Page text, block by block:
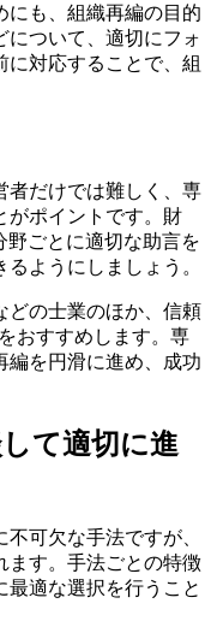
にも、組織再編の目的
について、適切にフォ
に対応することで、組
者だけでは難しく、専
がポイントです。財
ごとに適切な助言を
ようにしましょう。
どの士業のほか、信頼
おすすめします。専
編を円滑に進め、成功
て適切に進
可欠な手法ですが、
ます。手法ごとの特徴
適な選択を行うこと